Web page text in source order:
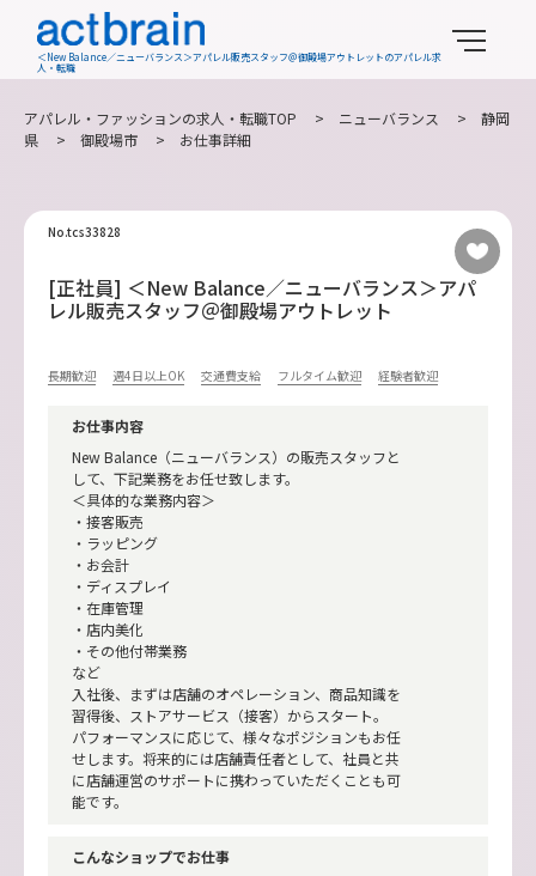
＜New Balance／ニューバランス＞アパレル販売スタッフ＠御殿場アウトレットのアパレル求
人・転職
アパレル・ファッションの求人・転職TOP > ニューバランス > 静岡
県 > 御殿場市 > お仕事詳細
No.tcs33828
[正社員] ＜New Balance／ニューバランス＞アパ
レル販売スタッフ＠御殿場アウトレット
長期歓迎 週4日以上OK 交通費支給 フルタイム歓迎 経験者歓迎
お仕事内容
New Balance（ニューバランス）の販売スタッフと
して、下記業務をお任せ致します。
＜具体的な業務内容＞
・接客販売
・ラッピング
・お会計
・ディスプレイ
・在庫管理
・店内美化
・その他付帯業務
など
入社後、まずは店舗のオペレーション、商品知識を
習得後、ストアサービス（接客）からスタート。
パフォーマンスに応じて、様々なポジションもお任
せします。将来的には店舗責任者として、社員と共
に店舗運営のサポートに携わっていただくことも可
能です。
こんなショップでお仕事